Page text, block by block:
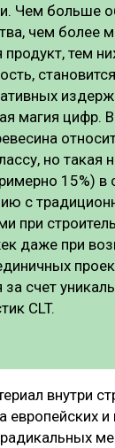
Чем больше
чем более
продукт, тем
магия цифр.
но такая
15%) в
с
при
даже при
за счет
CLT.
внутри
европейских